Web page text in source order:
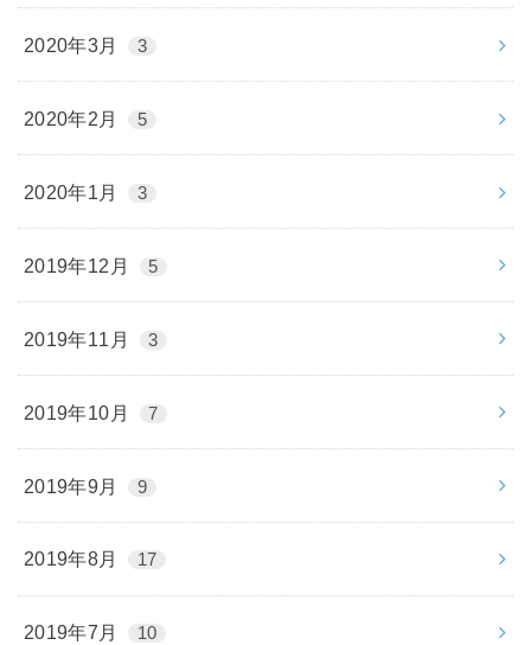
2020年3月 3
2020年2月 5
2020年1月 3
2019年12月 5
2019年11月 3
2019年10月 7
2019年9月 9
2019年8月 17
2019年7月 10